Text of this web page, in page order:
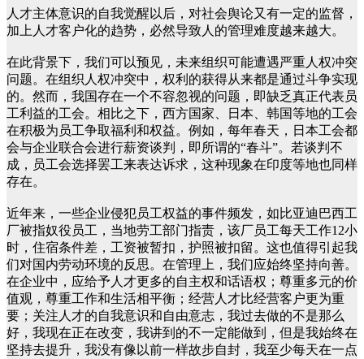
人才主体意识的自我觉醒以后，对社会舆论又有一定的监督，
加上人才客户化的趋势，必然导致人的管理难度越来越大。
在此背景下，我们可以预见，未来组织可能遭遇严重人权冲突
问题。在组织人权冲突中，权利的获得从来都是通过斗争实现
的。然而，我国存在一个不容忽视的问题，即缺乏真正代表员
工利益的工会。相比之下，西方国家、日本、韩国等地的工会
在积极为员工争取福利和权益。例如，每年春天，日本工会都
会与企业联合会进行薪资谈判，即所谓的“春斗”。若谈判不
成，员工会选择罢工来表达诉求，这种现象在印度等地也同样
存在。
近年来，一些企业侵犯员工权益的事件频发，如比亚迪巴西工
厂被指奴役员工，当地劳工部门指责，该厂员工每天工作12小
时，住宿条件差，工资被暂扣，护照被扣留。这也值得引起我
们对国内劳动环境的反思。在管理上，我们应始终坚持向善。
在企业中，应给予人才更多的自主权和话语权；尊重多元的价
值观，尊重工作和生活相平衡；经营人才比经营客户更为重
要；关注人才的自我意识和自由意志，我过去做的不是那么
好，我现在正在改变，我讲到的不一定能做到，但是我始终在
坚持去提升，我没有像以前一样故步自封，我至少每天在一点